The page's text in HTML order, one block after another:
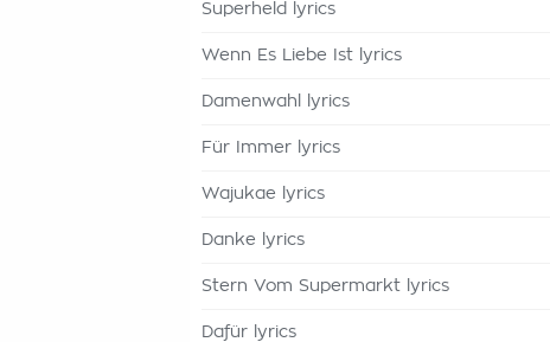
Superheld lyrics
Wenn Es Liebe Ist lyrics
Damenwahl lyrics
Für Immer lyrics
Wajukae lyrics
Danke lyrics
Stern Vom Supermarkt lyrics
Dafür lyrics